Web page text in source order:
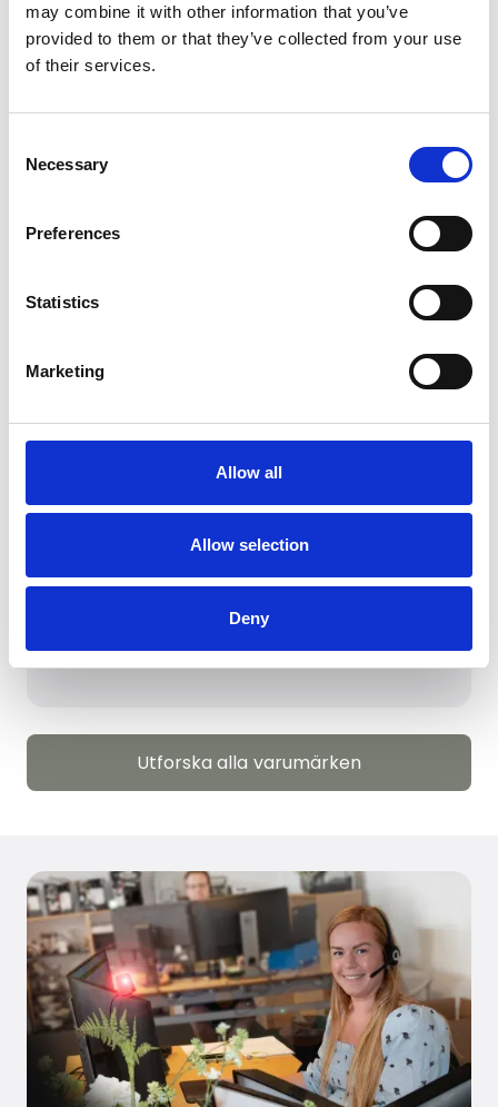
may combine it with other information that you’ve
provided to them or that they’ve collected from your use
of their services.
Selection
Necessary
Preferences
Statistics
Marketing
Allow all
Allow selection
Deny
Utforska alla varumärken
Utforska alla varumärken